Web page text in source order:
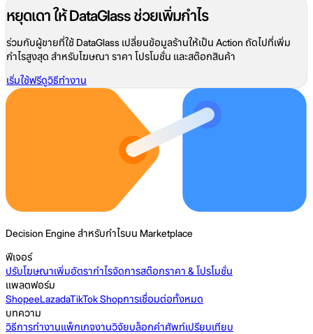
หยุดเดา ให้ DataGlass ช่วยเพิ่มกำไร
ร่วมกับผู้ขายที่ใช้ DataGlass เปลี่ยนข้อมูลร้านให้เป็น Action ถัดไปที่เพิ่ม
กำไรสูงสุด สำหรับโฆษณา ราคา โปรโมชั่น และสต๊อกสินค้า
เริ่มใช้ฟรีดูวิธีทำงาน
Decision Engine สำหรับกำไรบน Marketplace
ฟีเจอร์
ปรับโฆษณาเพิ่มอัตรากำไรจัดการสต๊อกราคา & โปรโมชั่น
แพลตฟอร์ม
ShopeeLazadaTikTok Shopการเชื่อมต่อทั้งหมด
บทความ
วิธีการทำงานแพ็กเกจงานวิจัยบล็อกคำศัพท์เปรียบเทียบ